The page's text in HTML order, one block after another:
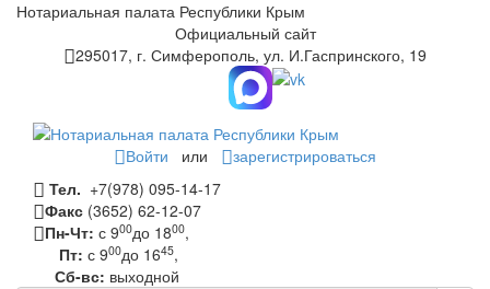
Нотариальная палата Республики Крым
Официальный сайт
295017, г. Симферополь, ул. И.Гаспринского, 19
Войти или
зарегистрироваться
Тел. +7(978) 095-14-17
Факс (3652) 62-12-07
Пн-Чт: с 900до 1800,
Пт: с 900до 1645,
Сб-вс: выходной